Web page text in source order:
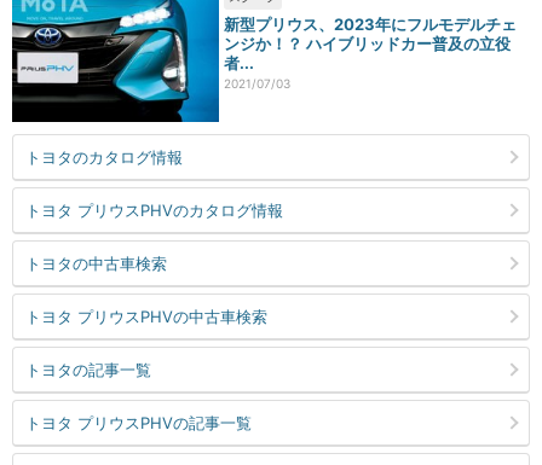
新型プリウス、2023年にフルモデルチェ
ンジか！？ ハイブリッドカー普及の立役
者...
2021/07/03
トヨタのカタログ情報
トヨタ プリウスPHVのカタログ情報
トヨタの中古車検索
トヨタ プリウスPHVの中古車検索
トヨタの記事一覧
トヨタ プリウスPHVの記事一覧